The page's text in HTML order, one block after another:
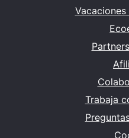
Trabaja